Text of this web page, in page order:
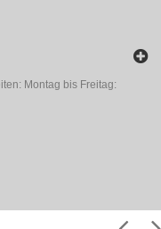
Montag bis Freitag: